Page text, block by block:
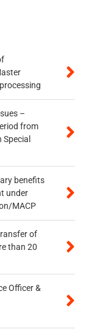
–
from
benefits
under
MACP
of
than 20
Officer &